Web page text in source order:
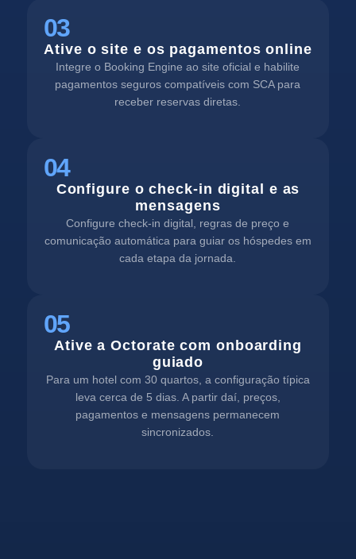
03
Ative o site e os pagamentos online
Integre o Booking Engine ao site oficial e habilite
pagamentos seguros compatíveis com SCA para
receber reservas diretas.
04
Configure o check-in digital e as
mensagens
Configure check-in digital, regras de preço e
comunicação automática para guiar os hóspedes em
cada etapa da jornada.
05
Ative a Octorate com onboarding
guiado
Para um hotel com 30 quartos, a configuração típica
leva cerca de 5 dias. A partir daí, preços,
pagamentos e mensagens permanecem
sincronizados.